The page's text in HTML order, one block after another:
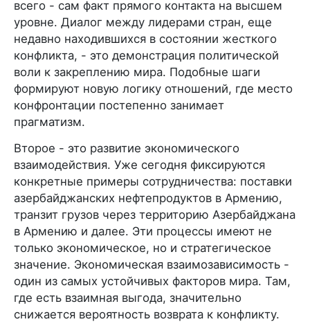
всего - сам факт прямого контакта на высшем
уровне. Диалог между лидерами стран, еще
недавно находившихся в состоянии жесткого
конфликта, - это демонстрация политической
воли к закреплению мира. Подобные шаги
формируют новую логику отношений, где место
конфронтации постепенно занимает
прагматизм.
Второе - это развитие экономического
взаимодействия. Уже сегодня фиксируются
конкретные примеры сотрудничества: поставки
азербайджанских нефтепродуктов в Армению,
транзит грузов через территорию Азербайджана
в Армению и далее. Эти процессы имеют не
только экономическое, но и стратегическое
значение. Экономическая взаимозависимость -
один из самых устойчивых факторов мира. Там,
где есть взаимная выгода, значительно
снижается вероятность возврата к конфликту.